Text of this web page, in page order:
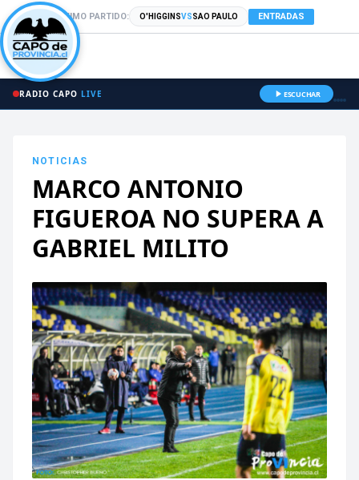
PRÓXIMO PARTIDO: O'HIGGINSVSSAO PAULO ENTRADAS
RADIO CAPO LIVE ESCUCHAR
NOTICIAS
MARCO ANTONIO
FIGUEROA NO SUPERA A
GABRIEL MILITO